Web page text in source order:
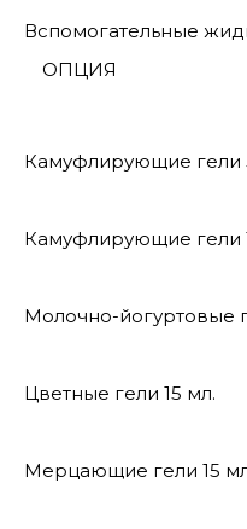
Вспомогательные
ОПЦИЯ
Камуфлирующие гели
Камуфлирующие гели
Молочно-йогуртовые
Цветные гели 15 мл.
Мерцающие гели 15